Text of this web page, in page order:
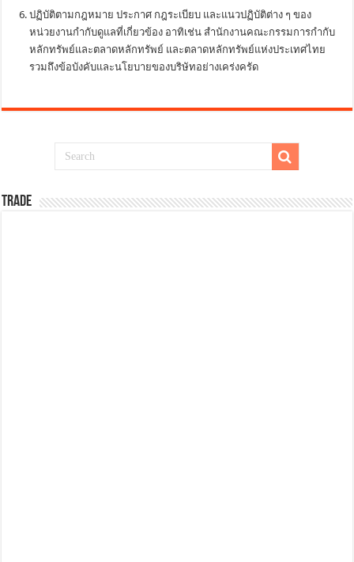
ปฏิบัติตามกฎหมาย ประกาศ กฎระเบียบ และแนวปฏิบัติต่าง ๆ ของ
หน่วยงานกำกับดูแลที่เกี่ยวข้อง อาทิเช่น สำนักงานคณะกรรมการกำกับ
หลักทรัพย์และตลาดหลักทรัพย์ และตลาดหลักทรัพย์แห่งประเทศไทย
รวมถึงข้อบังคับและนโยบายของบริษัทอย่างเคร่งครัด
TRADE